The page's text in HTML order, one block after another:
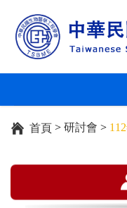
首頁 > 研討會 >